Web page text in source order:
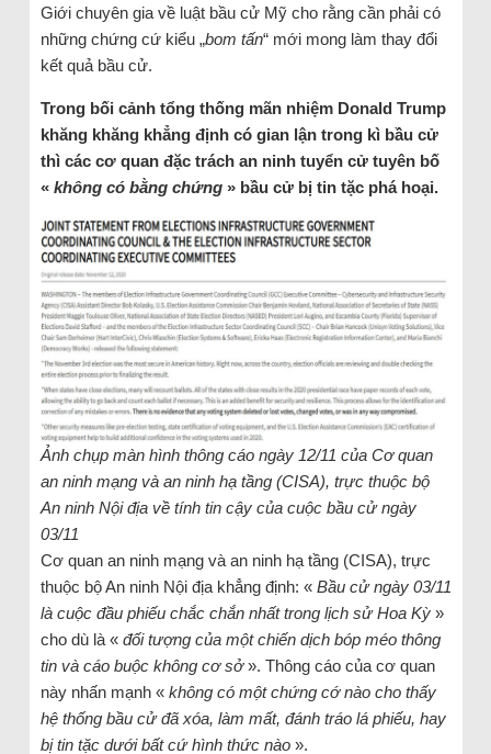
Giới chuyên gia về luật bầu cử Mỹ cho rằng cần phải có
những chứng cứ kiểu „bom tấn“ mới mong làm thay đổi
kết quả bầu cử.
Trong bối cảnh tổng thống mãn nhiệm Donald Trump
khăng khăng khẳng định có gian lận trong kì bầu cử
thì các cơ quan đặc trách an ninh tuyển cử tuyên bố
« không có bằng chứng» bầu cử bị tin tặc phá hoại.
Ảnh chụp màn hình thông cáo ngày 12/11 của Cơ quan
an ninh mạng và an ninh hạ tầng (CISA), trực thuộc bộ
An ninh Nội địa về tính tin cậy của cuộc bầu cử ngày
03/11
Cơ quan an ninh mạng và an ninh hạ tầng (CISA), trực
thuộc bộ An ninh Nội địa khẳng định: « Bầu cử ngày 03/11
là cuộc đầu phiếu chắc chắn nhất trong lịch sử Hoa Kỳ»
cho dù là « đối tượng của một chiến dịch bóp méo thông
tin và cáo buộc không cơ sở». Thông cáo của cơ quan
này nhấn mạnh « không có một chứng cớ nào cho thấy
hệ thống bầu cử đã xóa, làm mất, đánh tráo lá phiếu, hay
bị tin tặc dưới bất cứ hình thức nào».